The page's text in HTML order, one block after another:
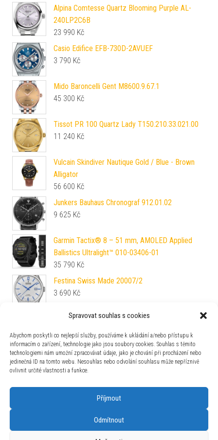
Spravovat souhlas s cookies
Abychom poskytli co nejlepší služby, používáme k ukládání a/nebo přístupu k
informacím o zařízení, technologie jako jsou soubory cookies. Souhlas s těmito
technologiemi nám umožní zpracovávat údaje, jako je chování při procházení nebo
jedinečná ID na tomto webu. Nesouhlas nebo odvolání souhlasu může nepříznivě
ovlivnit určité vlastnosti a funkce.
Příjmout
Odmítnout
Alpina Comtesse Quartz Blooming Purple AL-
240LP2C6B
23 990 Kč
Casio Edifice EFB-730D-2AVUEF
3 790 Kč
Mido Baroncelli Gent M8600.9.67.1
45 300 Kč
Tissot PR 100 Quartz Lady T150.210.33.021.00
11 240 Kč
Vulcain Skindiver Nautique Gold / Blue - Brown
Alligator
56 600 Kč
Junkers Bauhaus Chronograf 912.01.02
9 625 Kč
Garmin Tactix® 8 – 51 mm, AMOLED Applied
Ballistics Ultralight™ 010-03406-01
35 790 Kč
Festina Swiss Made 20007/2
3 690 Kč
Ocelový náramek Vostok Europe pro modely
Anchar
4 800Kč
Aviator Douglas DC-3 Automatic V.3.32.0.244.4
26 890Kč